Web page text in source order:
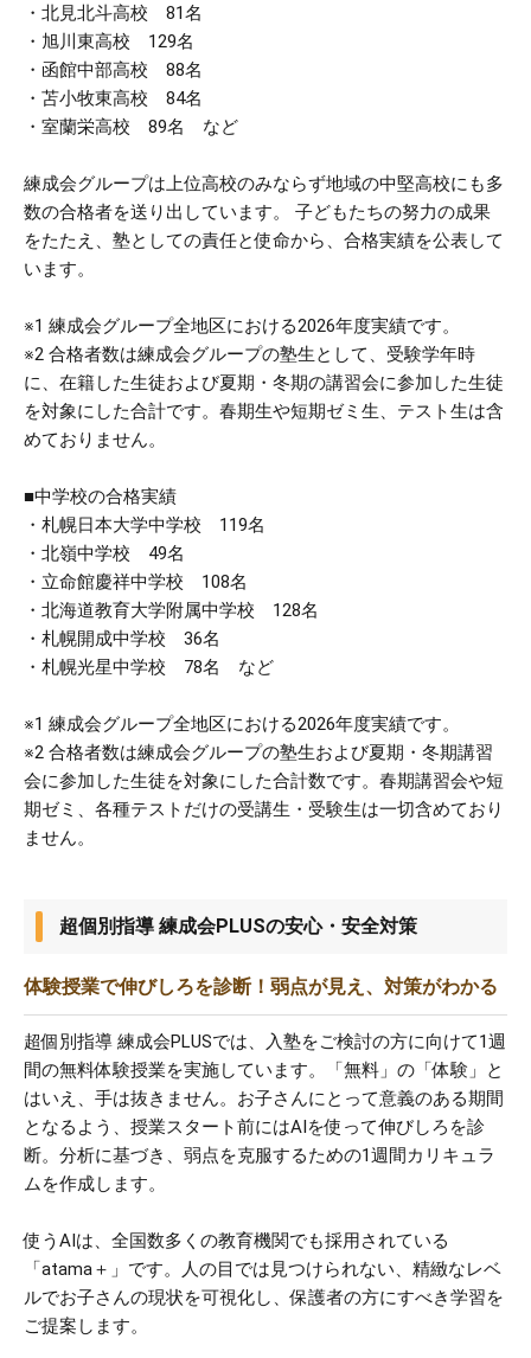
・北見北斗高校 81名
・旭川東高校 129名
・函館中部高校 88名
・苫小牧東高校 84名
・室蘭栄高校 89名 など
練成会グループは上位高校のみならず地域の中堅高校にも多
数の合格者を送り出しています。 子どもたちの努力の成果
をたたえ、塾としての責任と使命から、合格実績を公表して
います。
※1 練成会グループ全地区における2026年度実績です。
※2 合格者数は練成会グループの塾生として、受験学年時
に、在籍した生徒および夏期・冬期の講習会に参加した生徒
を対象にした合計です。春期生や短期ゼミ生、テスト生は含
めておりません。
■中学校の合格実績
・札幌日本大学中学校 119名
・北嶺中学校 49名
・立命館慶祥中学校 108名
・北海道教育大学附属中学校 128名
・札幌開成中学校 36名
・札幌光星中学校 78名 など
※1 練成会グループ全地区における2026年度実績です。
※2 合格者数は練成会グループの塾生および夏期・冬期講習
会に参加した生徒を対象にした合計数です。春期講習会や短
期ゼミ、各種テストだけの受講生・受験生は一切含めており
ません。
超個別指導 練成会PLUSの安心・安全対策
体験授業で伸びしろを診断！弱点が見え、対策がわかる
超個別指導 練成会PLUSでは、入塾をご検討の方に向けて1週
間の無料体験授業を実施しています。「無料」の「体験」と
はいえ、手は抜きません。お子さんにとって意義のある期間
となるよう、授業スタート前にはAIを使って伸びしろを診
断。分析に基づき、弱点を克服するための1週間カリキュラ
ムを作成します。
使うAIは、全国数多くの教育機関でも採用されている
「atama＋」です。人の目では見つけられない、精緻なレベ
ルでお子さんの現状を可視化し、保護者の方にすべき学習を
ご提案します。